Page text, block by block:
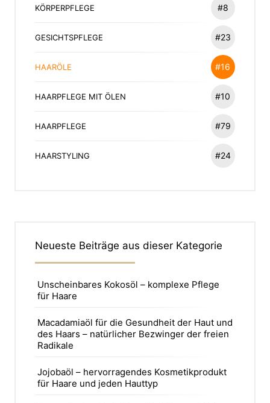
KÖRPERPFLEGE #8
GESICHTSPFLEGE #23
HAARÖLE #16
HAARPFLEGE MIT ÖLEN #10
HAARPFLEGE #79
HAARSTYLING #24
Neueste Beiträge aus dieser Kategorie
Unscheinbares Kokosöl – komplexe Pflege
für Haare
Macadamiaöl für die Gesundheit der Haut und
des Haars – natürlicher Bezwinger der freien
Radikale
Jojobaöl – hervorragendes Kosmetikprodukt
für Haare und jeden Hauttyp